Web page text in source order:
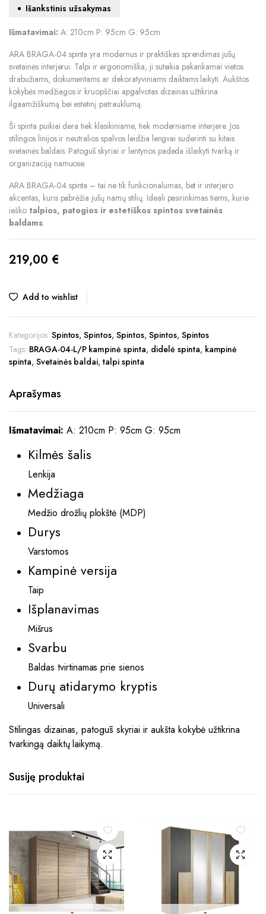
Išankstinis užsakymas
Išmatavimai: A: 210cm P: 95cm G: 95cm
ARA BRAGA-04 spinta yra modernus ir praktiškas sprendimas jūsų
svetainės interjerui. Talpi ir ergonomiška, ji suteikia pakankamai vietos
drabužiams, dokumentams ar dekoratyviniams daiktams laikyti. Aukštos
kokybės medžiagos ir kruopščiai apgalvotas dizainas užtikrina
ilgaamžiškumą bei estetinį patrauklumą.
Ši spinta puikiai dera tiek klasikiniame, tiek moderniame interjere. Jos
stilingos linijos ir neutralios spalvos leidžia lengvai suderinti su kitais
svetainės baldais. Patogūs skyriai ir lentynos padeda išlaikyti tvarką ir
organizaciją namuose.
ARA BRAGA-04 spinta – tai ne tik funkcionalumas, bet ir interjero
akcentas, kuris pabrėžia jūsų namų stilių. Ideali pasirinkimas tiems, kurie
ieško talpios, patogios ir estetiškos spintos svetainės
baldams.
219,00 €
Add to wishlist
Kategorijos: Spintos,Spintos,Spintos, Spintos, Spintos
Tags: BRAGA-04-L/P kampinė spinta, didelė spinta, kampinė
spinta, Svetainės baldai,talpi spinta
Aprašymas
Išmatavimai: A: 210cm P: 95cm G: 95cm
Kilmės šalis
Lenkija
Medžiaga
Medžio drožlių plokštė (MDP)
Durys
Varstomos
Kampinė versija
Taip
Išplanavimas
Mišrus
Svarbu
Baldas tvirtinamas prie sienos
Durų atidarymo kryptis
Universali
Stilingas dizainas, patogūs skyriai ir aukšta kokybė užtikrina
tvarkingą daiktų laikymą.
Susiję produktai